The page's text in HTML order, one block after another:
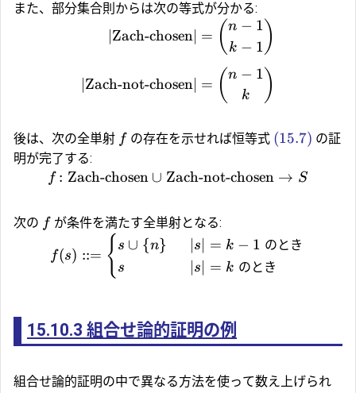
また、部分集合則からは次の等式が分かる:
Zach-chosen∣
∣Zach-not-chosen∣
= (k − 1
n − 1 )
= ( k
n − 1)
後は、次の全単射 f の存在を示せれば恒等式 (15.7) の証
明が完了する:
f : Zach-chosen ∪ Zach-not-chosen → S
次の f が条件を満たす全単射となる:
f(s) ::= { s ∪ {n}
s
s = k − 1 のとき
∣s∣ = k のとき
15.10.3 組合せ論的証明の例
組合せ論的証明の中で異なる方法を使って数え上げられ